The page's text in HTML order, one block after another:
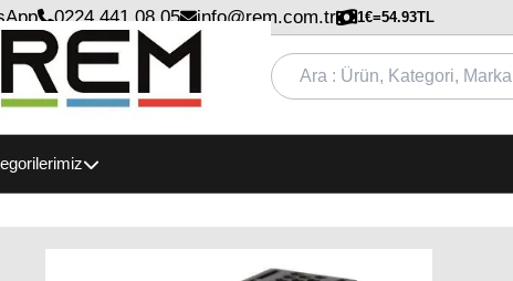
0224 441 08 05 info@rem.com.tr 1€=54.93TL